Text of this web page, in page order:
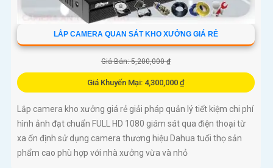
LẮP CAMERA QUAN SÁT KHO XƯỞNG GIÁ RẺ
Giá Bán: 5,200,000 ₫
Giá Khuyến Mại: 4,300,000 ₫
Lắp camera kho xưởng giá rẻ giải pháp quản lý tiết kiệm chi phí
hình ảnh đạt chuẩn FULL HD 1080 giám sát qua điện thoại từ
xa ổn định sử dụng camera thương hiệu Dahua tuổi thọ sản
phẩm cao phù hợp với nhà xưởng vừa và nhỏ